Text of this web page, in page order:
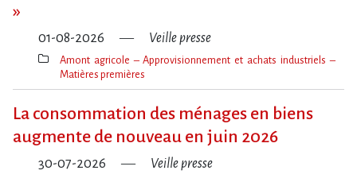
»
01-08-2026 Veille presse
Thèmes(s)
Amont agricole – Approvisionnement et achats industriels –
Matières premières
La consommation des ménages en biens
augmente de nouveau en juin 2026
30-07-2026 Veille presse